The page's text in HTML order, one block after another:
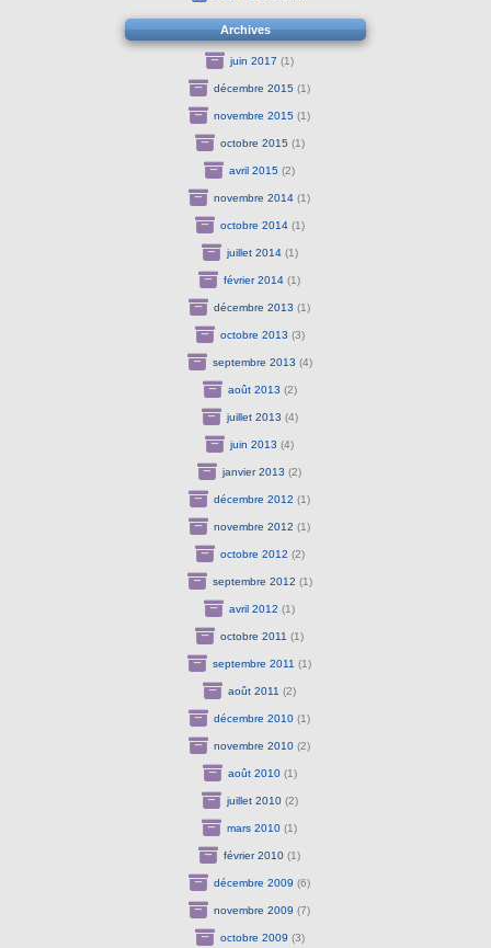
Archives
juin 2017 (1)
décembre 2015 (1)
novembre 2015 (1)
octobre 2015 (1)
avril 2015 (2)
novembre 2014 (1)
octobre 2014(1)
juillet 2014(1)
février 2014 (1)
décembre 2013 (1)
octobre 2013 (3)
septembre 2013 (4)
août 2013 (2)
juillet 2013 (4)
juin 2013 (4)
janvier 2013 (2)
décembre 2012 (1)
novembre 2012 (1)
octobre 2012 (2)
septembre 2012 (1)
avril 2012 (1)
octobre 2011 (1)
septembre 2011 (1)
août 2011 (2)
décembre 2010 (1)
novembre 2010 (2)
août 2010(1)
juillet 2010(2)
mars 2010 (1)
février 2010 (1)
décembre 2009 (6)
novembre 2009 (7)
octobre 2009 (3)